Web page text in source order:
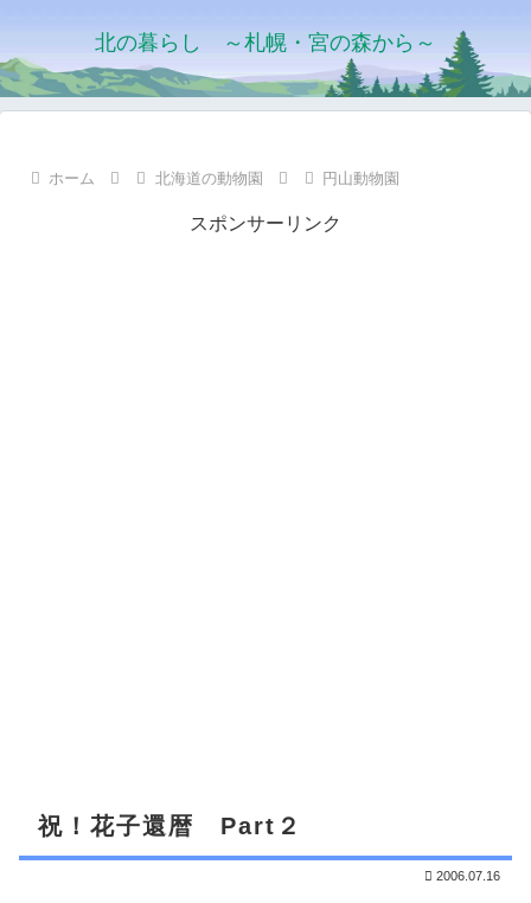
北の暮らし ～札幌・宮の森から～
ホーム 北海道の動物園 円山動物園
スポンサーリンク
祝！花子還暦 Part２
2006.07.16